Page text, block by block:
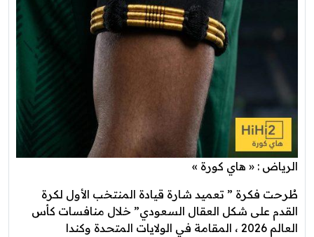
الرياض : « هاي كورة »
طُرحت فكرة ” تعميد شارة قيادة المنتخب الأول لكرة
القدم على شكل العقال السعودي” خلال منافسات كأس
العالم 2026 ، المقامة في الولايات المتحدة وكندا